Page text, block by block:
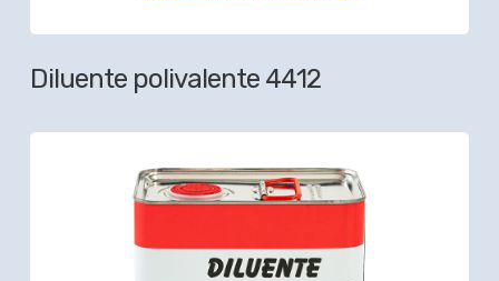
Diluente polivalente 4412